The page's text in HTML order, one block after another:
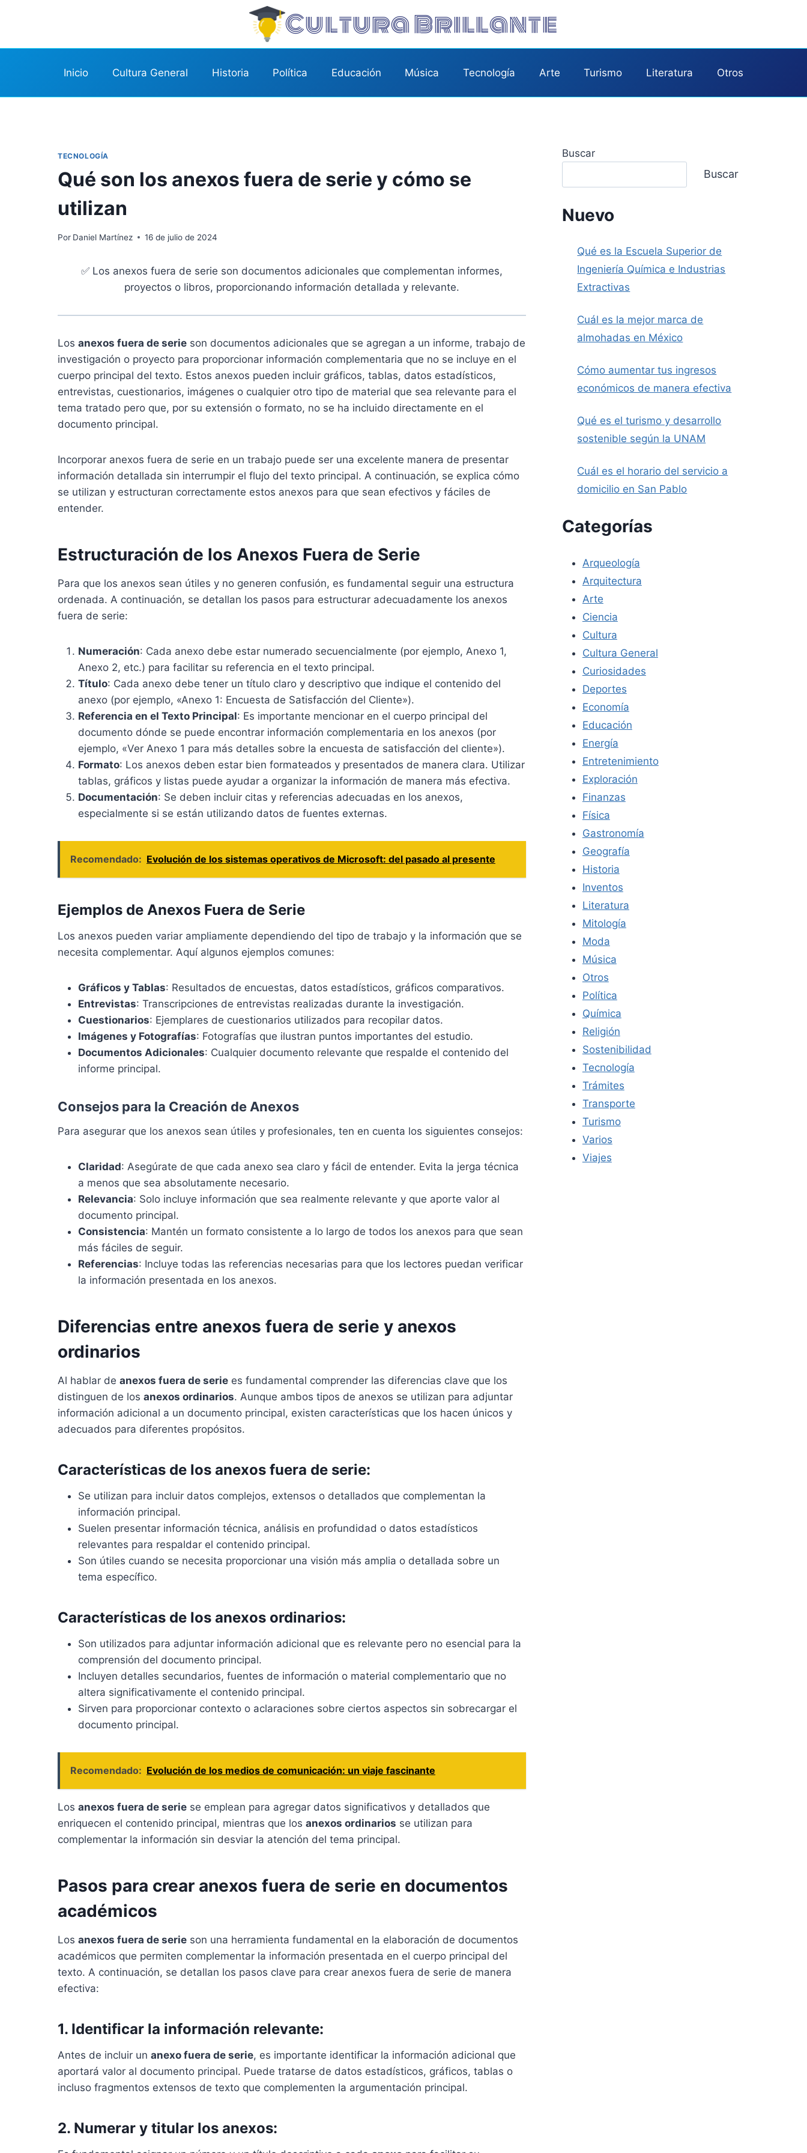
Cultura Brillante
Inicio Cultura General Historia Política Educación Música Tecnología Arte Turismo Literatura Otros
TECNOLOGÍA
Qué son los anexos fuera de serie y cómo se
utilizan
Por Daniel Martínez 16 de julio de 2024
✅ Los anexos fuera de serie son documentos adicionales que complementan informes,
proyectos o libros, proporcionando información detallada y relevante.
Los anexos fuera de serie son documentos adicionales que se agregan a un informe, trabajo de
investigación o proyecto para proporcionar información complementaria que no se incluye en el
cuerpo principal del texto. Estos anexos pueden incluir gráficos, tablas, datos estadísticos,
entrevistas, cuestionarios, imágenes o cualquier otro tipo de material que sea relevante para el
tema tratado pero que, por su extensión o formato, no se ha incluido directamente en el
documento principal.
Incorporar anexos fuera de serie en un trabajo puede ser una excelente manera de presentar
información detallada sin interrumpir el flujo del texto principal. A continuación, se explica cómo
se utilizan y estructuran correctamente estos anexos para que sean efectivos y fáciles de
entender.
Estructuración de los Anexos Fuera de Serie
Para que los anexos sean útiles y no generen confusión, es fundamental seguir una estructura
ordenada. A continuación, se detallan los pasos para estructurar adecuadamente los anexos
fuera de serie:
Numeración: Cada anexo debe estar numerado secuencialmente (por ejemplo, Anexo 1,
Anexo 2, etc.) para facilitar su referencia en el texto principal.
Título: Cada anexo debe tener un título claro y descriptivo que indique el contenido del
anexo (por ejemplo, «Anexo 1: Encuesta de Satisfacción del Cliente»).
Referencia en el Texto Principal: Es importante mencionar en el cuerpo principal del
documento dónde se puede encontrar información complementaria en los anexos (por
ejemplo, «Ver Anexo 1 para más detalles sobre la encuesta de satisfacción del cliente»).
Formato: Los anexos deben estar bien formateados y presentados de manera clara. Utilizar
tablas, gráficos y listas puede ayudar a organizar la información de manera más efectiva.
Documentación: Se deben incluir citas y referencias adecuadas en los anexos,
especialmente si se están utilizando datos de fuentes externas.
Recomendado: Evolución de los sistemas operativos de Microsoft: del pasado al presente
Ejemplos de Anexos Fuera de Serie
Los anexos pueden variar ampliamente dependiendo del tipo de trabajo y la información que se
necesita complementar. Aquí algunos ejemplos comunes:
Gráficos y Tablas: Resultados de encuestas, datos estadísticos, gráficos comparativos.
Entrevistas: Transcripciones de entrevistas realizadas durante la investigación.
Cuestionarios: Ejemplares de cuestionarios utilizados para recopilar datos.
Imágenes y Fotografías: Fotografías que ilustran puntos importantes del estudio.
Documentos Adicionales: Cualquier documento relevante que respalde el contenido del
informe principal.
Consejos para la Creación de Anexos
Para asegurar que los anexos sean útiles y profesionales, ten en cuenta los siguientes consejos:
Claridad: Asegúrate de que cada anexo sea claro y fácil de entender. Evita la jerga técnica
a menos que sea absolutamente necesario.
Relevancia: Solo incluye información que sea realmente relevante y que aporte valor al
documento principal.
Consistencia: Mantén un formato consistente a lo largo de todos los anexos para que sean
más fáciles de seguir.
Referencias: Incluye todas las referencias necesarias para que los lectores puedan verificar
la información presentada en los anexos.
Diferencias entre anexos fuera de serie y anexos
ordinarios
Al hablar de anexos fuera de serie es fundamental comprender las diferencias clave que los
distinguen de los anexos ordinarios. Aunque ambos tipos de anexos se utilizan para adjuntar
información adicional a un documento principal, existen características que los hacen únicos y
adecuados para diferentes propósitos.
Características de los anexos fuera de serie:
Se utilizan para incluir datos complejos, extensos o detallados que complementan la
información principal.
Suelen presentar información técnica, análisis en profundidad o datos estadísticos
relevantes para respaldar el contenido principal.
Son útiles cuando se necesita proporcionar una visión más amplia o detallada sobre un
tema específico.
Características de los anexos ordinarios:
Son utilizados para adjuntar información adicional que es relevante pero no esencial para la
comprensión del documento principal.
Incluyen detalles secundarios, fuentes de información o material complementario que no
altera significativamente el contenido principal.
Sirven para proporcionar contexto o aclaraciones sobre ciertos aspectos sin sobrecargar el
documento principal.
Recomendado: Evolución de los medios de comunicación: un viaje fascinante
Los anexos fuera de serie se emplean para agregar datos significativos y detallados que
enriquecen el contenido principal, mientras que los anexos ordinarios se utilizan para
complementar la información sin desviar la atención del tema principal.
Pasos para crear anexos fuera de serie en documentos
académicos
Los anexos fuera de serie son una herramienta fundamental en la elaboración de documentos
académicos que permiten complementar la información presentada en el cuerpo principal del
texto. A continuación, se detallan los pasos clave para crear anexos fuera de serie de manera
efectiva:
1. Identificar la información relevante:
Antes de incluir un anexo fuera de serie, es importante identificar la información adicional que
aportará valor al documento principal. Puede tratarse de datos estadísticos, gráficos, tablas o
incluso fragmentos extensos de texto que complementen la argumentación principal.
2. Numerar y titular los anexos:
Buscar
Buscar
Nuevo
Qué es la Escuela Superior de
Ingeniería Química e Industrias
Extractivas
Cuál es la mejor marca de
almohadas en México
Cómo aumentar tus ingresos
económicos de manera efectiva
Qué es el turismo y desarrollo
sostenible según la UNAM
Cuál es el horario del servicio a
domicilio en San Pablo
Categorías
Arqueología
Arquitectura
Arte
Ciencia
Cultura
Cultura General
Curiosidades
Deportes
Economía
Educación
Energía
Entretenimiento
Exploración
Finanzas
Física
Gastronomía
Geografía
Historia
Inventos
Literatura
Mitología
Moda
Música
Otros
Política
Química
Religión
Sostenibilidad
Tecnología
Trámites
Transporte
Turismo
Varios
Viajes